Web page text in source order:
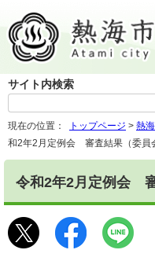
サイト内検索
現在の位置： トップページ > 熱
和2年2月定例会 審査結果（委員
令和2年2月定例会